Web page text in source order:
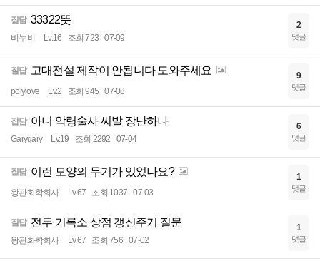
질답 33322뜻
비누비 Lv.16 조회 723 07-09
2
댓글
질답 고대전설 제작이 안됩니다 도와주세요
polylove Lv.2 조회 945 07-08
9
댓글
잡담 아니 악령술사 씨발 장난하나
Garygary Lv.19 조회 2292 07-04
6
댓글
질답 이런 모양의 무기가 있었나요?
왕관화학회사 Lv.67 조회 1037 07-03
1
댓글
질답 전투 기록소 상점 갱신주기 질문
왕관화학회사 Lv.67 조회 756 07-02
1
댓글